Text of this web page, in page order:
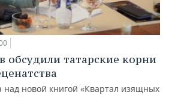
обсудили татарские корни
над новой книгой «Квартал изящных